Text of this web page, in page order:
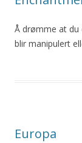
Å drømme at du
blir manipulert
Europa